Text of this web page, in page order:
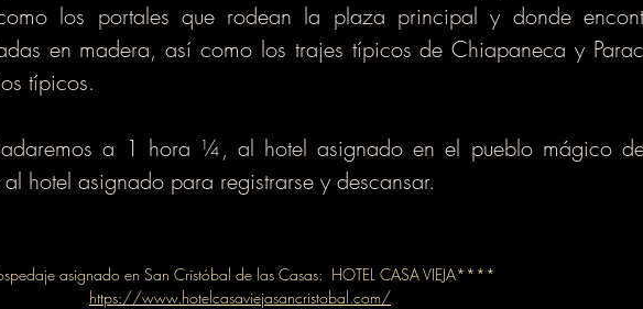
los portales que rodean la plaza principal y donde
en madera, así como los trajes típicos de Chiapaneca y
típicos.
a 1 hora ¼, al hotel asignado en el pueblo mágico
hotel asignado para registrarse y descansar.
asignado en San Cristóbal de las Casas: HOTEL CASA VIEJA****
https://www.hotelcasaviejasancristobal.com/